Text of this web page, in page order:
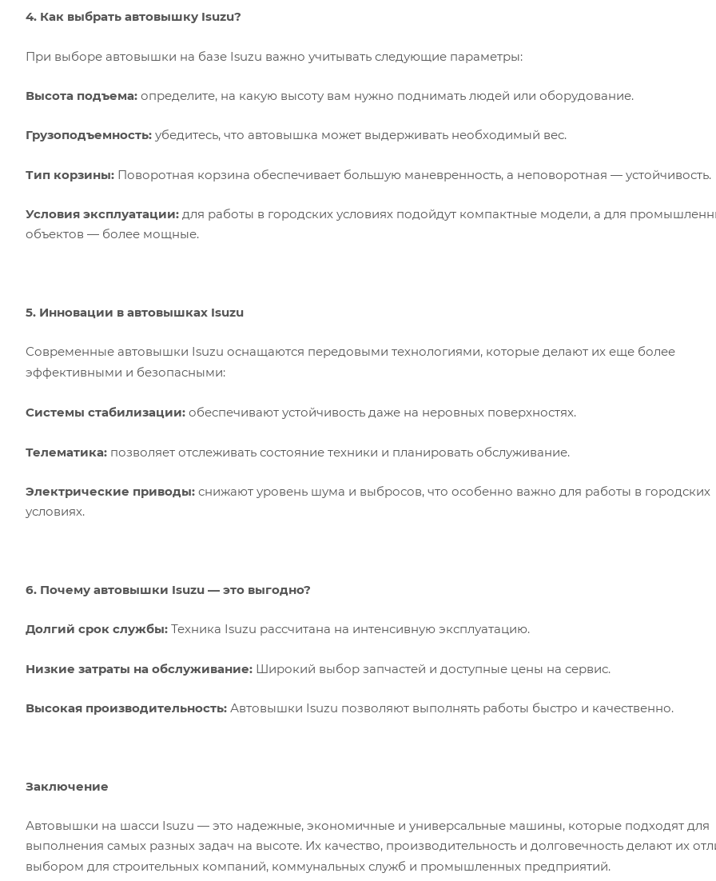
4. Как выбрать автовышку Isuzu?
При выборе автовышки на базе Isuzu важно учитывать следующие параметры:
Высота подъема: определите, на какую высоту вам нужно поднимать людей или оборудование.
Грузоподъемность: убедитесь, что автовышка может выдерживать необходимый вес.
Тип корзины: Поворотная корзина обеспечивает большую маневренность, а неповоротная — устойчивость.
Условия эксплуатации: для работы в городских условиях подойдут компактные модели, а для
объектов — более мощные.
5. Инновации в автовышках Isuzu
Современные автовышки Isuzu оснащаются передовыми технологиями, которые делают их еще более
эффективными и безопасными:
Системы стабилизации: обеспечивают устойчивость даже на неровных поверхностях.
Телематика: позволяет отслеживать состояние техники и планировать обслуживание.
Электрические приводы: снижают уровень шума и выбросов, что особенно важно для работы в городских
условиях.
6. Почему автовышки Isuzu — это выгодно?
Долгий срок службы: Техника Isuzu рассчитана на интенсивную эксплуатацию.
Низкие затраты на обслуживание: Широкий выбор запчастей и доступные цены на сервис.
Высокая производительность: Автовышки Isuzu позволяют выполнять работы быстро и качественно.
Заключение
Автовышки на шасси Isuzu — это надежные, экономичные и универсальные машины, которые подходят для
выполнения самых разных задач на высоте. Их качество, производительность и долговечность делают их
выбором для строительных компаний, коммунальных служб и промышленных предприятий.